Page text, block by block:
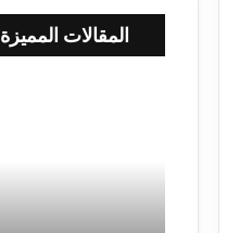
المقالات المميزة